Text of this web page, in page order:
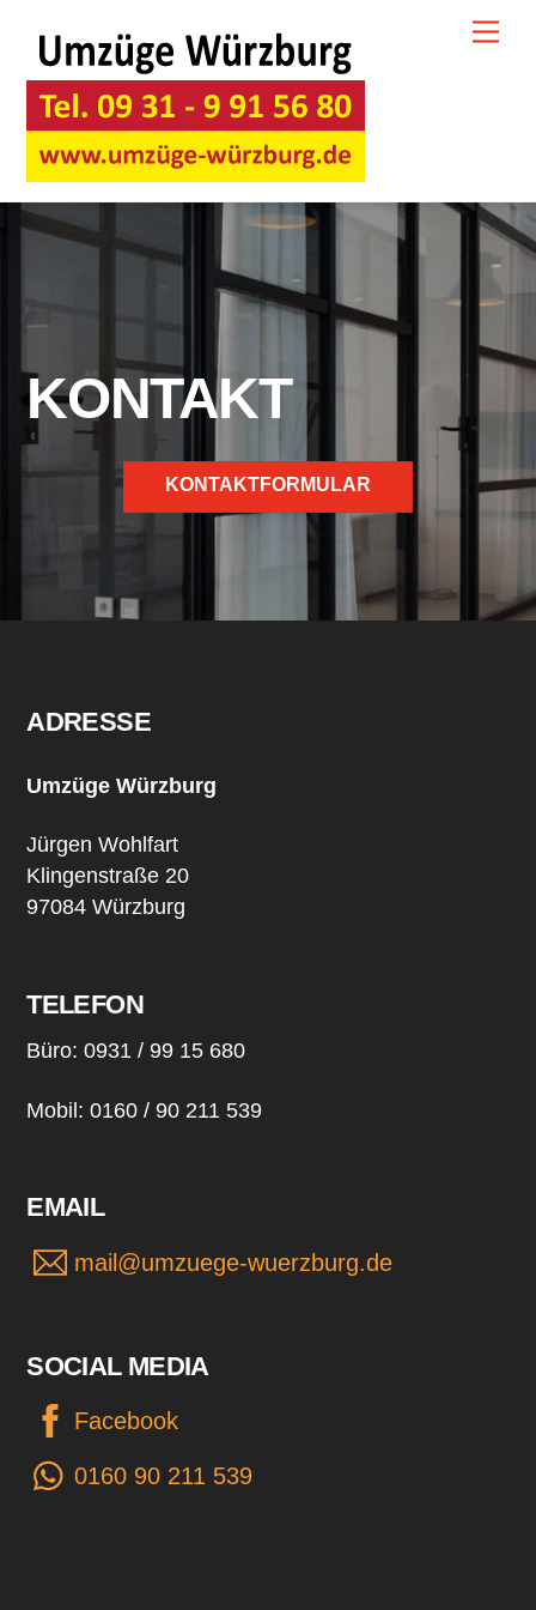
content
KONTAKT
KONTAKTFORMULAR
ADRESSE
Umzüge Würzburg
Jürgen Wohlfart
Klingenstraße 20
97084 Würzburg
TELEFON
Büro: 0931 / 99 15 680
Mobil: 0160 / 90 211 539
EMAIL
mail@umzuege-wuerzburg.de
SOCIAL MEDIA
Facebook
0160 90 211 539